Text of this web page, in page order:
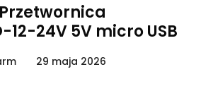
12-24V 5V micro USB
29 maja 2026